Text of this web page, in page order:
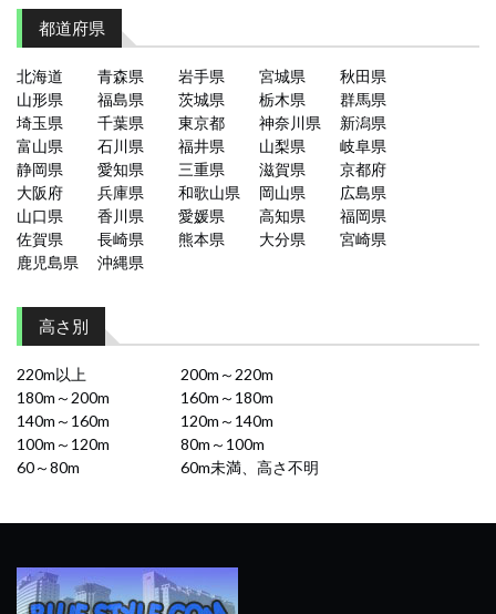
都道府県
北海道 青森県 岩手県 宮城県
秋田県
山形県
福島県 茨城県 栃木県
群馬県
埼玉県
千葉県 東京都 神奈川県
新潟県
富山県
石川県 福井県 山梨県
岐阜県
静岡県
愛知県 三重県 滋賀県
京都府
大阪府
兵庫県 和歌山県 岡山県
広島県
山口県
香川県 愛媛県 高知県
福岡県
佐賀県
長崎県 熊本県 大分県
宮崎県
鹿児島県
沖縄県
高さ別
220m以上
200m～220m
180m～200m
160m～180m
140m～160m
120m～140m
100m～120m
80m～100m
60～80m
60m未満、高さ不明